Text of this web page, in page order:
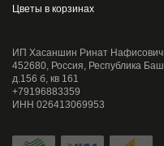
Цветы в корзинах
ИП Хасаншин Ринат Нафисович
452680, Россия, Республика
д.156 б, кв 161
+79196883359
ИНН 026413069953